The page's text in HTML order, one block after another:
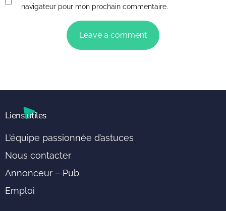
navigateur pour mon prochain commentaire.
Liens utiles
L’équipe passionnée d’astuces
Nous contacter
Annonceur – Pub
Emploi